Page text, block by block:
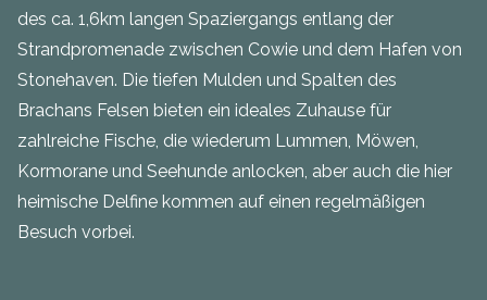
des ca. 1,6km langen Spaziergangs entlang der
Strandpromenade zwischen Cowie und dem Hafen von
Stonehaven. Die tiefen Mulden und Spalten des
Brachans Felsen bieten ein ideales Zuhause für
zahlreiche Fische, die wiederum Lummen, Möwen,
Kormorane und Seehunde anlocken, aber auch die hier
heimische Delfine kommen auf einen regelmäßigen
Besuch vorbei.